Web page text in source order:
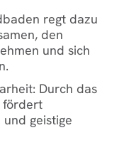
regt dazu
den
und sich
: Durch das
fördert
geistige